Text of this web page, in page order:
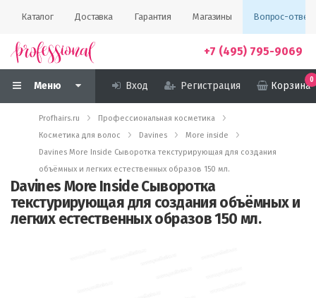
Каталог Доставка Гарантия Магазины Вопрос-ответ
+7 (495) 795-9069
Меню Вход Регистрация Корзина
0
Profhairs.ru
Профессиональная косметика
Косметика для волос
Davines
More inside
Davines More Inside Сыворотка текстурирующая для создания
объёмных и легких естественных образов 150 мл.
Davines More Inside Сыворотка
текстурирующая для создания объёмных и
легких естественных образов 150 мл.